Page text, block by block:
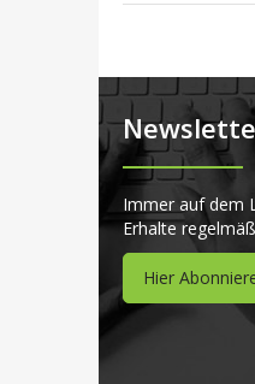
Immer auf dem
Erhalte
Hier